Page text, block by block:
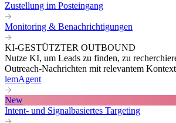
Zustellung im Posteingang
Monitoring & Benachrichtigungen
KI-GESTÜTZTER OUTBOUND
Nutze KI, um Leads zu finden, zu
Outreach-Nachrichten mit relevantem
lemAgent
New
Intent- und Signalbasiertes Targeting